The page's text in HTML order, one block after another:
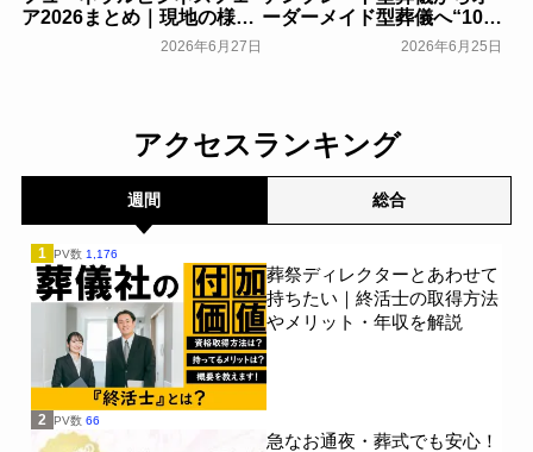
ア2026まとめ｜現地の様子
や来場者数などを紹介2026年6月27日
ーダーメイド型葬儀へ“100
人いれば100通りのお葬
式”を実現するむすびす代
2026年6月25日
アクセスランキング
週間 総合
1 PV数 1,176
葬祭ディレクターとあわせて
持ちたい｜終活士の取得方法
やメリット・年収を解説
2 PV数 66
急なお通夜・葬式でも安心！